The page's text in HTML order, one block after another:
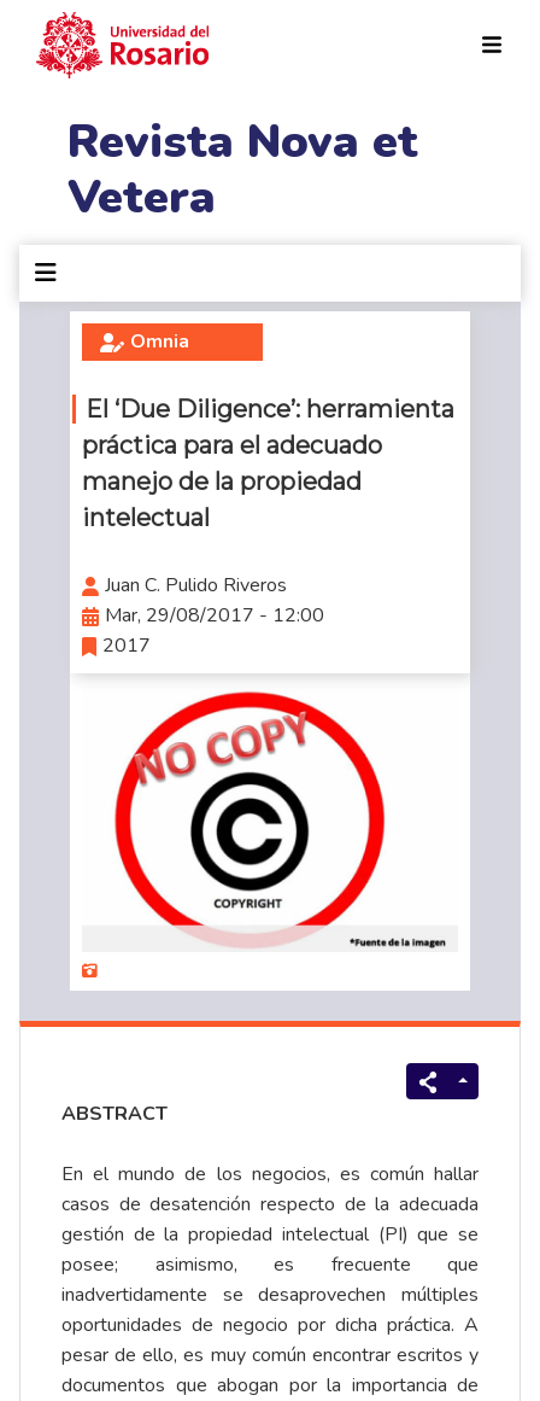
Revista Nova et
Vetera
Omnia
El ‘Due Diligence’: herramienta
práctica para el adecuado
manejo de la propiedad
intelectual
Juan C. Pulido Riveros
Mar, 29/08/2017 - 12:00
2017
ABSTRACT
En el mundo de los negocios, es común hallar
casos de desatención respecto de la adecuada
gestión de la propiedad intelectual (PI) que se
posee; asimismo, es frecuente que
inadvertidamente se desaprovechen múltiples
oportunidades de negocio por dicha práctica. A
pesar de ello, es muy común encontrar escritos y
documentos que abogan por la importancia de